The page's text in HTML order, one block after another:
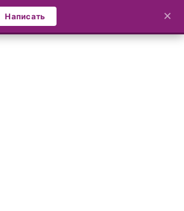
Написать ✕